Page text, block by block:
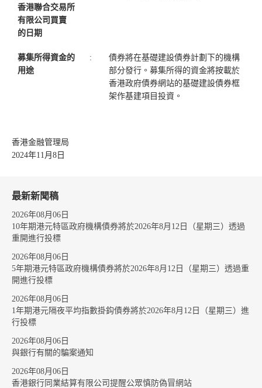
香港聯合交易所
有限公司買賣
的日期
募集所得資金的
用途
:
債券將在基礎建設債券計劃下的機構
部分發行。募集所得的資金將按載於
香港政府債券網站的基礎建設債券框
架作基建項目投資。
香港金融管理局
2024年11月8日
最新新聞稿
2026年08月06日
10年期港元特區政府機構債券將於2026年8月12日（星期三）透過
重開進行投標
2026年08月06日
5年期港元特區政府機構債券將於2026年8月12日（星期三）透過重
開進行投標
2026年08月06日
1年期港元隔夜平均指數掛鈎債券將於2026年8月12日（星期三）進
行投標
2026年08月06日
與銀行有關的騙案通知
2026年08月06日
香港銀行同業結算有限公司提醒公眾慎防偽冒網站